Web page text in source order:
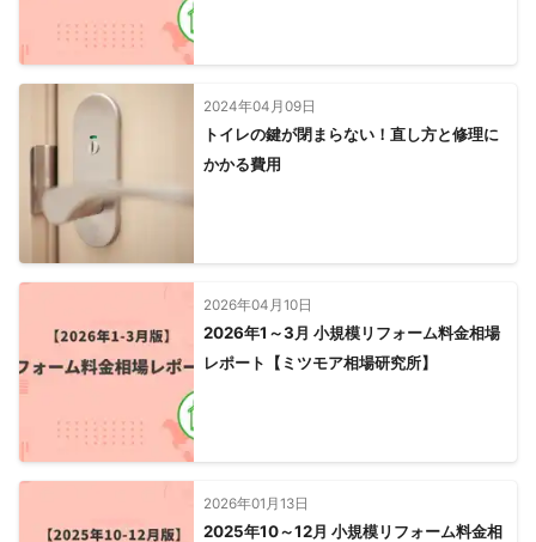
2024年04月09日
トイレの鍵が閉まらない！直し方と修理に
かかる費用
2026年04月10日
2026年1～3月 小規模リフォーム料金相場
レポート【ミツモア相場研究所】
2026年01月13日
2025年10～12月 小規模リフォーム料金相